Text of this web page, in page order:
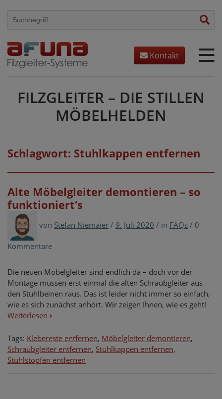
Skip
Kontakt
FILZGLEITER – DIE STILLEN
MÖBELHELDEN
Schlagwort: Stuhlkappen entfernen
Alte Möbelgleiter demontieren – so
funktioniert‘s
von Stefan Niemaier / 9. Juli 2020 / in FAQs / 0
Kommentare
Die neuen Möbelgleiter sind endlich da – doch vor der
Montage müssen erst einmal die alten Schraubgleiter aus
den Stuhlbeinen raus. Das ist leider nicht immer so einfach,
wie es sich zunächst anhört. Wir zeigen Ihnen, wie es geht!
Weiterlesen ›
Tags: Klebereste entfernen, Möbelgleiter demontieren,
Schraubgleiter entfernen, Stuhlkappen entfernen,
Stuhlstopfen entfernen